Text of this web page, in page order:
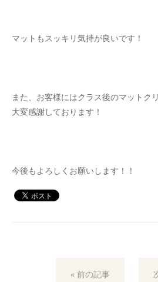
マットもスッキリ気持が良いです！
また、お客様にはクラス後のマットク
大変感謝しております！
今後もよろしくお願いします！！
« 前の記事